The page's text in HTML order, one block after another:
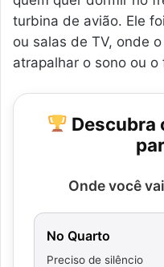
turbina de avião. Ele
ou salas de TV, onde
atrapalhar o sono ou o
Descubra
Onde você
No Quarto
Preciso de silêncio